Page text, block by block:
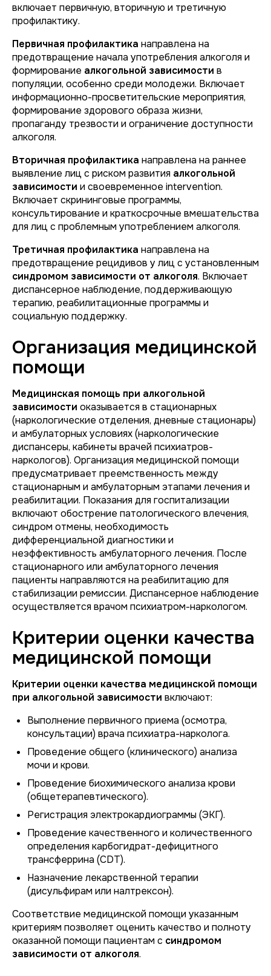
включает первичную, вторичную и третичную
профилактику.
Первичная профилактика направлена на
предотвращение начала употребления алкоголя и
формирование алкогольной зависимости в
популяции, особенно среди молодежи. Включает
информационно-просветительские мероприятия,
формирование здорового образа жизни,
пропаганду трезвости и ограничение доступности
алкоголя.
Вторичная профилактика направлена на раннее
выявление лиц с риском развития алкогольной
зависимости и своевременное intervention.
Включает скрининговые программы,
консультирование и краткосрочные вмешательства
для лиц с проблемным употреблением алкоголя.
Третичная профилактика направлена на
предотвращение рецидивов у лиц с установленным
синдромом зависимости от алкоголя. Включает
диспансерное наблюдение, поддерживающую
терапию, реабилитационные программы и
социальную поддержку.
Организация медицинской
помощи
Медицинская помощь при алкогольной
зависимости оказывается в стационарных
(наркологические отделения, дневные стационары)
и амбулаторных условиях (наркологические
диспансеры, кабинеты врачей психиатров-
наркологов). Организация медицинской помощи
предусматривает преемственность между
стационарным и амбулаторным этапами лечения и
реабилитации. Показания для госпитализации
включают обострение патологического влечения,
синдром отмены, необходимость
дифференциальной диагностики и
неэффективность амбулаторного лечения. После
стационарного или амбулаторного лечения
пациенты направляются на реабилитацию для
стабилизации ремиссии. Диспансерное наблюдение
осуществляется врачом психиатром-наркологом.
Критерии оценки качества
медицинской помощи
Критерии оценки качества медицинской помощи
при алкогольной зависимости включают:
Выполнение первичного приема (осмотра,
консультации) врача психиатра-нарколога.
Проведение общего (клинического) анализа
мочи и крови.
Проведение биохимического анализа крови
(общетерапевтического).
Регистрация электрокардиограммы (ЭКГ).
Проведение качественного и количественного
определения карбогидрат-дефицитного
трансферрина (CDT).
Назначение лекарственной терапии
(дисульфирам или налтрексон).
Соответствие медицинской помощи указанным
критериям позволяет оценить качество и полноту
оказанной помощи пациентам с синдромом
зависимости от алкоголя.